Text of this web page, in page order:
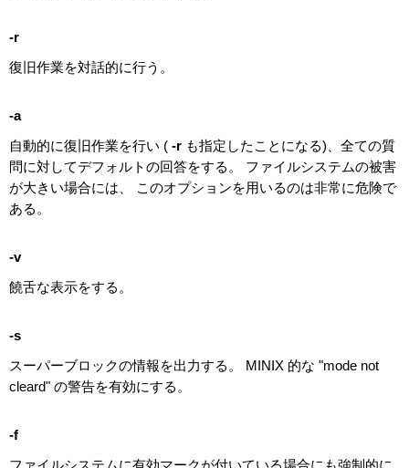
-r
復旧作業を対話的に行う。
-a
自動的に復旧作業を行い ( -r も指定したことになる)、全ての質
問に対してデフォルトの回答をする。 ファイルシステムの被害
が大きい場合には、 このオプションを用いるのは非常に危険で
ある。
-v
饒舌な表示をする。
-s
スーパーブロックの情報を出力する。 MINIX 的な "mode not
cleard" の警告を有効にする。
-f
ファイルシステムに有効マークが付いている場合にも強制的に